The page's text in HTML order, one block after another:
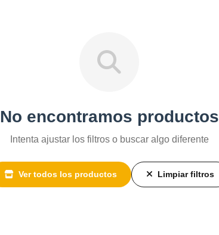
No encontramos productos
Intenta ajustar los filtros o buscar algo diferente
Ver todos los productos Limpiar filtros